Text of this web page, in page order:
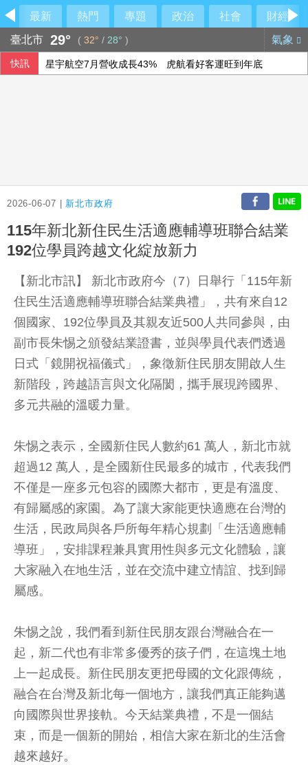
最新 熱門 專題 政治 社會
財經
臺北市 29° ( 32° / 28° ) 氣象
快訊 星宇航空7月營收成長43% 虎航看好客運旺到年底
2026-06-07 | 新北市政府
115年新北新住民生活適應輔導班聯合結業
192位學員跨越文化綻放新力
【新北市訊】 新北市政府今（7）日舉行「115年新
住民生活適應輔導班聯合結業典禮」，共有來自12
個國家、192位學員及其親友近500人共同參與，由
副市長朱惕之頒發結業證書，並與學員代表們透過
日式「鏡開祝福儀式」，象徵新住民朋友開啟人生
新階段，跨越語言與文化隔閡，攜手展現跨國界、
多元共融的溫暖力量。
朱惕之表示，全國新住民人數約61 萬人，新北市就
超過12 萬人，是全國新住民最多的城市，代表我們
不僅是一座多元包容的國際大都市，更是有溫度、
有歸屬感的家園。為了讓大家能更快適應在台灣的
生活，民政局與各戶所每年精心規劃「生活適應輔
導班」，安排課程兼具實用性與多元文化體驗，讓
大家融入在地生活，並在交流中建立情誼、找到歸
屬感。
朱惕之說，我們看到新住民朋友跟台灣融合在一
起，新二代也有非常多優秀的孩子們，在這塊土地
上一起成長。新住民朋友更把母國的文化跟傳統，
融合在台灣及新北每一個地方，讓我們真正能夠邁
向國際與世界接軌。今天結業典禮，不是一個結
束，而是一個新的開始，相信大家在新北的生活會
越來越好。